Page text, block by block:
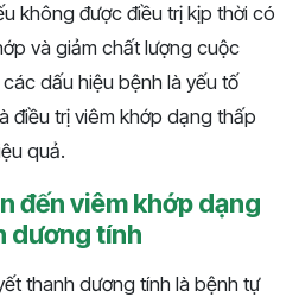
không được điều trị kịp thời có
và giảm chất lượng cuộc
dấu hiệu bệnh là yếu tố
điều trị viêm khớp dạng thấp
quả.
đến viêm khớp dạng
dương tính
thanh dương tính là bệnh tự